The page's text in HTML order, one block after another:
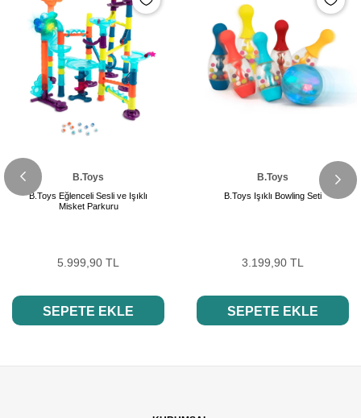
B.Toys
B.Toys Eğlenceli Sesli ve Işıklı
Misket Parkuru
5.999,90 TL
SEPETE EKLE
B.Toys
B.Toys Işıklı Bowling Seti
3.199,90 TL
SEPETE EKLE